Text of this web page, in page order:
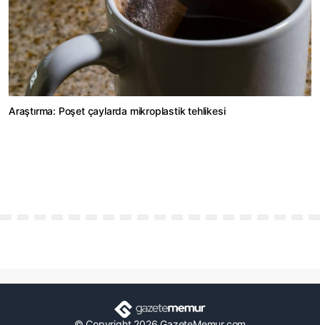
Araştırma: Poşet çaylarda mikroplastik tehlikesi